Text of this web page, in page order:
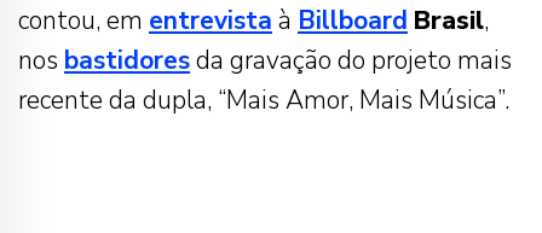
contou, em entrevista à Billboard Brasil,
nos bastidoresda gravação do projeto mais
recente da dupla, “Mais Amor, Mais Música”.